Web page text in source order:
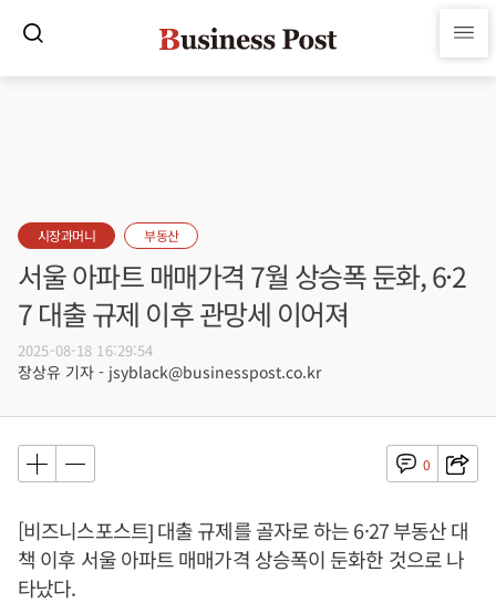
시장과머니 부동산
서울 아파트 매매가격 7월 상승폭 둔화, 6·2
7 대출 규제 이후 관망세 이어져
2025-08-18 16:29:54
장상유 기자 - jsyblack@businesspost.co.kr
0
[비즈니스포스트] 대출 규제를 골자로 하는 6·27 부동산 대
책 이후 서울 아파트 매매가격 상승폭이 둔화한 것으로 나
타났다.